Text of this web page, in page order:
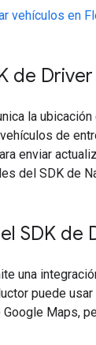
vehículos en
de
la
de
enviar
del SDK de
el SDK
una
puede
Google Maps,